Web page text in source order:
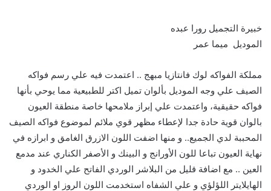
خبيرة التجميل رورا عبده
الموديل ميما عمر
مملكة الفواكه لوك فانتازيا مبهج .. اعتمدت فيه علي رسم فواكه
الصيف علي وجه الموديل بألوان تميل اكتر للطبيعية مما يوحي بأنها
فواكه حقيقية، واعتمدت علي إبراز ملامحها خاصة منطقة العيون
بالوان قوية حادة جدا لإعطاء مظهر قوي ملائم لموضوع فواكه الصيف
المحببة لدي الجميع.. و منها اضفت اللون الازرق الغامق و ابرازه في
نهاية العيون تباعا للون الأورانج و البينك و الأصفر الكناري عند مدمع
العين .. مع اضافة قليل من البلاشر الوردي الفاتح علي الخدود و
الهايلايتر اللؤلؤي و علي الشفاه استخدمت اللون الروز او الوردي